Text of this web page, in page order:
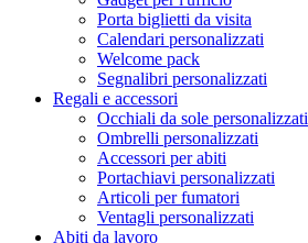
Porta biglietti da visita
Calendari personalizzati
Welcome pack
Segnalibri personalizzati
Regali e accessori
Occhiali da sole personalizzati
Ombrelli personalizzati
Accessori per abiti
Portachiavi personalizzati
Articoli per fumatori
Ventagli personalizzati
Abiti da lavoro